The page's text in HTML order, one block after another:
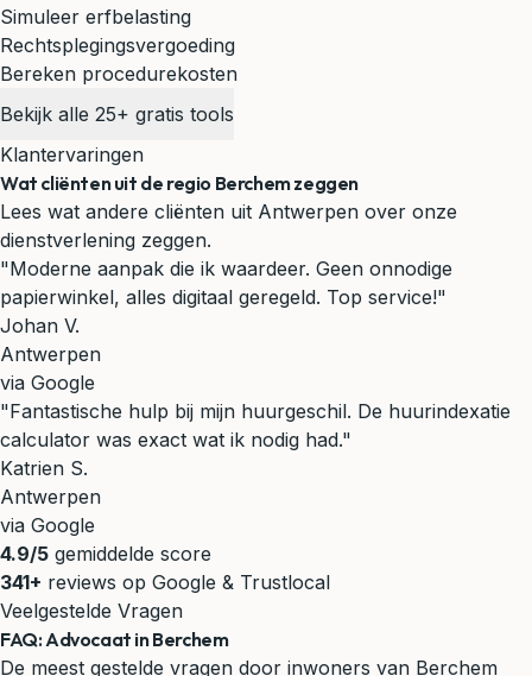
Simuleer erfbelasting
Rechtsplegingsvergoeding
Bereken procedurekosten
Bekijk alle 25+ gratis tools
Klantervaringen
Wat cliënten uit de regio Berchem zeggen
Lees wat andere cliënten uit Antwerpen over onze
dienstverlening zeggen.
"Moderne aanpak die ik waardeer. Geen onnodige
papierwinkel, alles digitaal geregeld. Top service!"
Johan V.
Antwerpen
via Google
"Fantastische hulp bij mijn huurgeschil. De huurindexatie
calculator was exact wat ik nodig had."
Katrien S.
Antwerpen
via Google
4.9/5 gemiddelde score
341+ reviews op Google & Trustlocal
Veelgestelde Vragen
FAQ: Advocaat in Berchem
De meest gestelde vragen door inwoners van Berchem